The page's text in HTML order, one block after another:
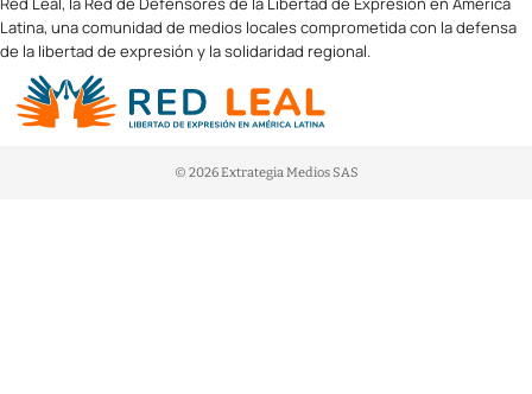
Latina, una comunidad de medios locales comprometida con la defensa
de la libertad de expresión y la solidaridad regional.
© 2026 Extrategia Medios SAS